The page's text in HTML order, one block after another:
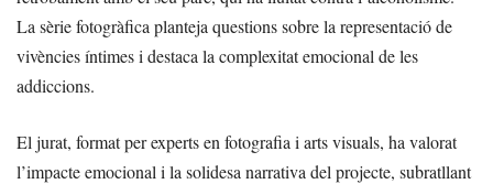
La sèrie fotogràfica planteja questions sobre la representació de
vivències íntimes i destaca la complexitat emocional de les
addiccions.
El jurat, format per experts en fotografia i arts visuals, ha valorat
l’impacte emocional i la solidesa narrativa del projecte, subratllant